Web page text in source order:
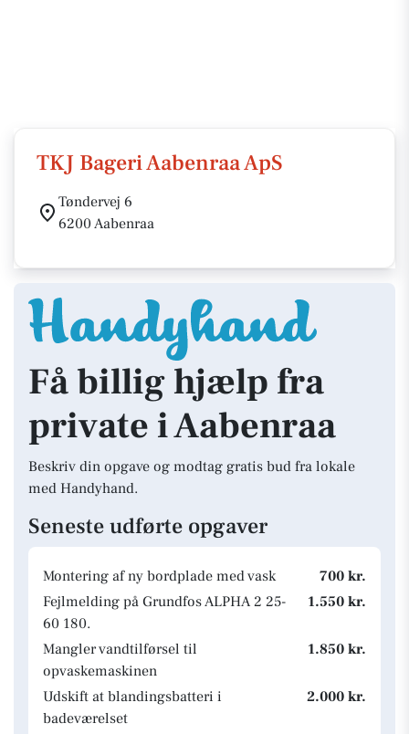
TKJ Bageri Aabenraa ApS
Tøndervej 6
6200 Aabenraa
Få billig hjælp fra
private i Aabenraa
Beskriv din opgave og modtag gratis bud fra lokale
med Handyhand.
Seneste udførte opgaver
Montering af ny bordplade med vask
700 kr.
Fejlmelding på Grundfos ALPHA 2 25-
60 180.
1.550 kr.
Mangler vandtilførsel til
opvaskemaskinen
1.850 kr.
Udskift at blandingsbatteri i
badeværelset
2.000 kr.